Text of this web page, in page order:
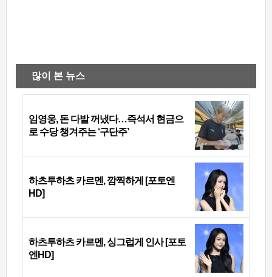
많이 본 뉴스
임영웅, 돈 다발 꺼냈다…즉석서 현금으
로 수당 챙겨주는 ‘구단주’
하츠투하츠 카르멘, 깜찍하게 [포토엔
HD]
하츠투하츠 카르멘, 싱그럽게 인사 [포토
엔HD]